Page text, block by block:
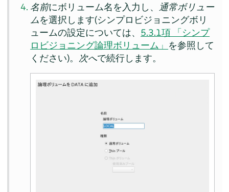
名前にボリューム名を入力し、 通常ボリュー
ムを選択します(シンプロビジョニングボリ
ュームの設定については、 5.3.1項 「シンプ
ロビジョニング論理ボリューム」 を参照して
ください)。 次へで続行します。